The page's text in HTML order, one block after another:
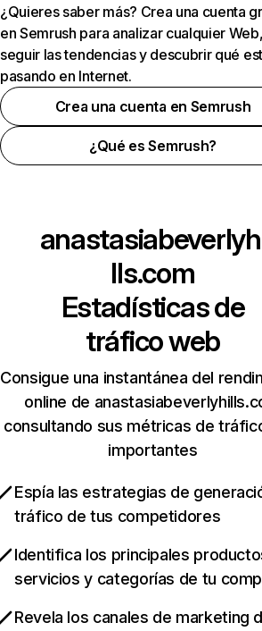
¿Quieres saber más? Crea una cuenta
en Semrush para analizar cualquier
seguir las tendencias y descubrir qué
pasando en Internet.
Crea una cuenta en Semrush
¿Qué es Semrush?
lls.com
Estadísticas de
tráfico web
Consigue una instantánea del
online de
consultando sus métricas de
importantes
Espía las estrategias de
tráfico de tus competidores
Identifica los principales
servicios y categorías de tu
Revela los canales de marketing